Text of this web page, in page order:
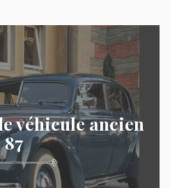
véhicule ancien
87